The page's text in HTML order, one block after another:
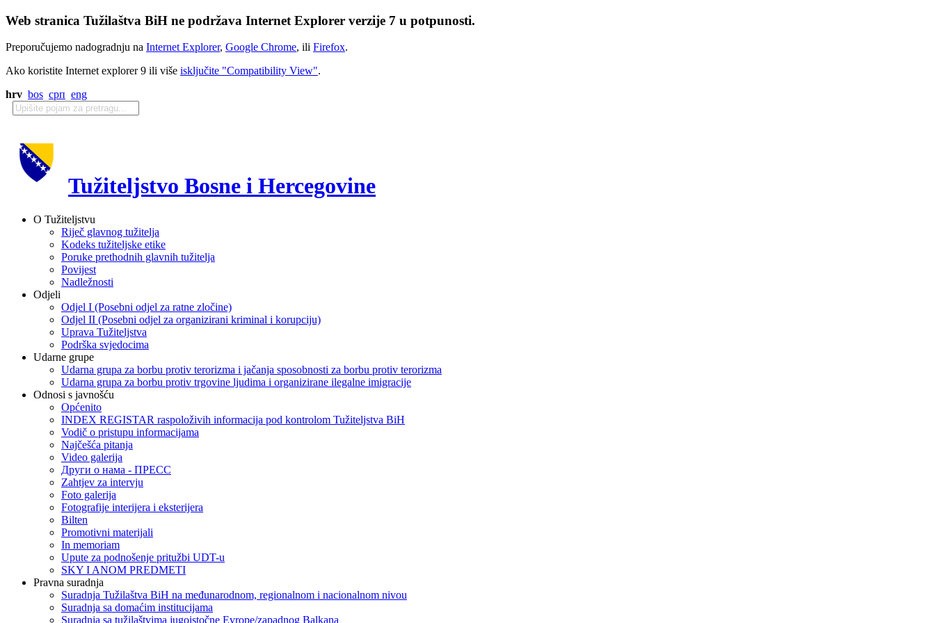
Web stranica Tužilaštva BiH ne podržava Internet Explorer verzije 7 u potpunosti.
Preporučujemo nadogradnju na Internet Explorer, Google Chrome, ili Firefox.
Ako koristite Internet explorer 9 ili više isključite "Compatibility View".
hrv bos срп eng
Tužiteljstvo Bosne i Hercegovine
O Tužiteljstvu
Riječ glavnog tužitelja
Kodeks tužiteljske etike
Poruke prethodnih glavnih tužitelja
Povijest
Nadležnosti
Odjeli
Odjel I (Posebni odjel za ratne zločine)
Odjel II (Posebni odjel za organizirani kriminal i korupciju)
Uprava Tužiteljstva
Podrška svjedocima
Udarne grupe
Udarna grupa za borbu protiv terorizma i jačanja sposobnosti za borbu protiv terorizma
Udarna grupa za borbu protiv trgovine ljudima i organizirane ilegalne imigracije
Odnosi s javnošću
Općenito
INDEX REGISTAR raspoloživih informacija pod kontrolom Tužiteljstva BiH
Vodič o pristupu informacijama
Najčešća pitanja
Video galerija
Други о нама - ПРЕСC
Zahtjev za intervju
Foto galerija
Fotografije interijera i eksterijera
Bilten
Promotivni materijali
In memoriam
Upute za podnošenje pritužbi UDT-u
SKY I ANOM PREDMETI
Pravna suradnja
Suradnja Tužilaštva BiH na međunarodnom, regionalnom i nacionalnom nivou
Suradnja sa domaćim institucijama
Suradnja sa tužilaštvima jugoistočne Evrope/zapadnog Balkana